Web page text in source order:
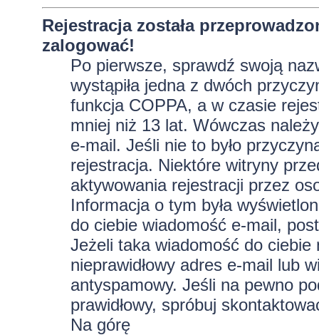
Rejestracja została
zalogować!
Po pierwsze, sprawdź swoją
wystąpiła jedna z dwóch
funkcja COPPA, a w czasie
mniej niż 13 lat. Wówczas
e-mail. Jeśli nie to było
rejestracja. Niektóre witryny
aktywowania rejestracji przez
Informacja o tym była
do ciebie wiadomość e-mail,
Jeżeli taka wiadomość do ciebie
nieprawidłowy adres e-mail lub
antyspamowy. Jeśli na pewno
prawidłowy, spróbuj
Na górę